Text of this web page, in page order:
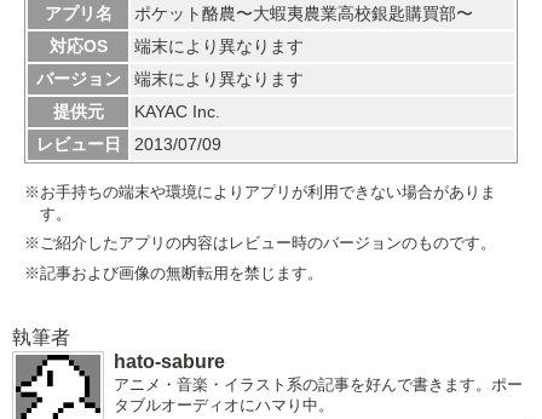
アプリ名
ポケット酪農〜大蝦夷農業高校銀匙購買部〜
対応OS
端末により異なります
バージョン
端末により異なります
提供元
KAYAC Inc.
レビュー日
2013/07/09
※お手持ちの端末や環境によりアプリが利用できない場合がありま
す。
※ご紹介したアプリの内容はレビュー時のバージョンのものです。
※記事および画像の無断転用を禁じます。
執筆者
hato-sabure
アニメ・音楽・イラスト系の記事を好んで書きます。ポー
タブルオーディオにハマり中。